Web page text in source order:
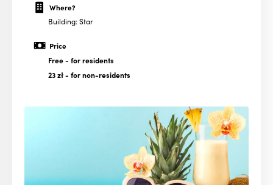
Where?
Building: Star
Price
Free- for residents
23 zł- for non-residents